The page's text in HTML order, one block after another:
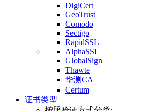
DigiCert
GeoTrust
Comodo
Sectigo
RapidSSL
AlphaSSL
GlobalSign
Thawte
华测CA
Certum
证书类型